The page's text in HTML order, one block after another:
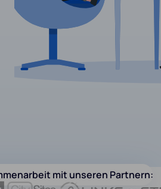
mit unseren Partnern: